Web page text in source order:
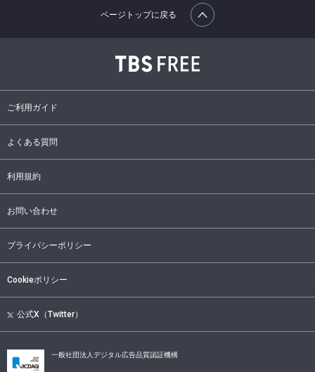
ご利用ガイド
よくある質問
利用規約
お問い合わせ
プライバシーポリシー
Cookieポリシー
公式X（Twitter）
ページトップに戻る
一般社団法人デジタル広告品質認証機構